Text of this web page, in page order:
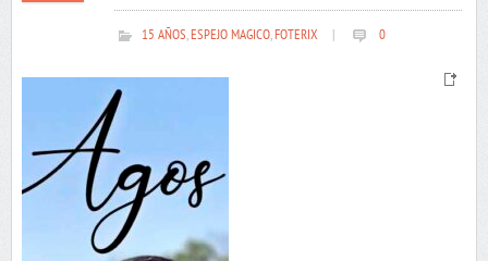
15 AÑOS,ESPEJO MAGICO,FOTERIX 0